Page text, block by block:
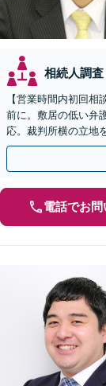
相続人調査
【営業時間内初回
前に。敷居の低い弁
応。裁判所横の立地
対応できるのが強み
電話でお